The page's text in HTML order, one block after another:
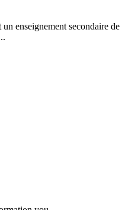
enseignement secondaire de